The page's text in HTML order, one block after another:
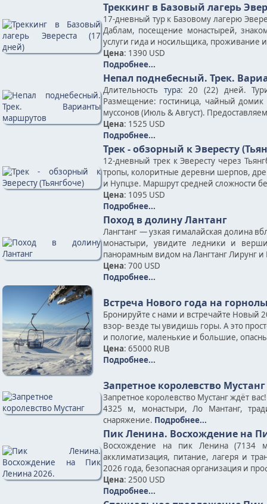
Треккинг в Базовый лагерь
17-дневный тур к Базовому лагерю
Даблам, посещение монастырей,
услуги гида и носильщика, проживание
Цена: 1390 USD
Подробнее...
Непал поднебесный. Трек.
Длительность тура: 20 (22) дней.
Размещение: гостиница, чайный
муссонов (Июль & Август).
Цена: 1525 USD
Подробнее...
Трек - обзорный к Эвересту
12-дневный трек к Эвересту через
тропы, колоритные деревни шерпов,
и Нупцзе. Маршрут средней сложности
Цена: 1095 USD
Подробнее...
Поход в долину Лантанг
Лангтанг — узкая гималайская долина
монастыри, увидите ледники и
панорамным видом на Лангтанг Лирунг и
Цена: 700 USD
Подробнее...
Встреча Нового года на
Бронируйте с нами и встречайте Новый
взор- везде ты увидишь горы. А это
и пологие, маленькие и большие,
Цена: 65000 RUB
Подробнее...
Запретное королевство Мустанг
Запретное королевство Мустанг ждёт
4325 м, монастыри, Ло Мантанг,
снаряжение. Подробнее...
Пик Ленина. Восхождение на
Восхождение на пик Ленина (7134
акклиматизация, питание, лагеря и
2026 года, безопасная организация и
Цена: 2500 USD
Подробнее...